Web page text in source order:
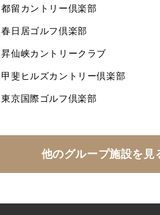
都留カントリー倶楽部
春日居ゴルフ倶楽部
昇仙峡カントリークラブ
甲斐ヒルズカントリー倶楽部
東京国際ゴルフ倶楽部
他のグループ施設を見